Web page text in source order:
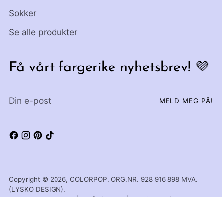
Sokker
Se alle produkter
Få vårt fargerike nyhetsbrev! 💜
e-
MELD MEG PÅ!
Copyright © 2026, COLORPOP. ORG.NR. 928 916 898 MVA.
(LYSKO DESIGN).